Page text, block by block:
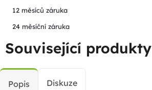
12 měsíců záruka
24 měsíční záruka
Související produkty
Popis Diskuze